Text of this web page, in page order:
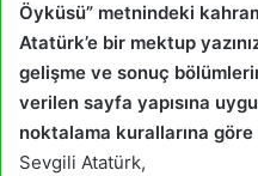
Öyküsü” metnindeki
Atatürk’e bir mektup
gelişme ve sonuç
verilen sayfa yapısına
noktalama kurallarına
Sevgili Atatürk,